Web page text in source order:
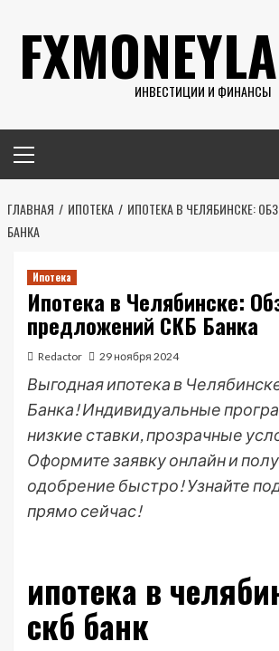
содержимому
ИНВЕСТИЦИИ И ФИНАНСЫ
меню
ГЛАВНАЯ ИПОТЕКА
ИПОТЕКА В ЧЕЛЯБИНСКЕ:
БАНКА
Ипотека
Ипотека в Челябинске:
предложений СКБ Банка
Redactor 29 ноября 2024
Выгодная ипотека в
Банка! Индивидуальные
низкие ставки, прозрачные
Оформите заявку онлайн и
одобрение быстро! Узнайте
прямо сейчас!
ипотека в
скб банк